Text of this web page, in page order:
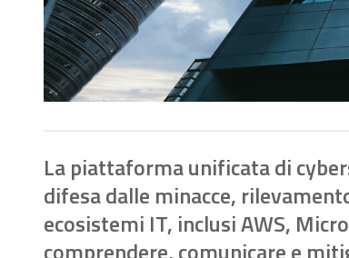
La piattaforma unificata di
difesa dalle minacce,
ecosistemi IT, inclusi AWS,